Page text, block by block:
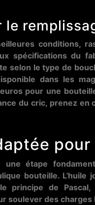
le
conditions,
spécifications du
selon le type de
dans les
pour une
du cric, prenez en
étape
bouteille. L'huile
principe de Pascal,
soulever des charges